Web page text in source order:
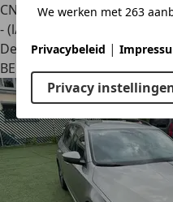
CNG
- (l/100 km)
Dealer
BE 4710Lontzen
We werken met 263
Privacybeleid |
Privacy